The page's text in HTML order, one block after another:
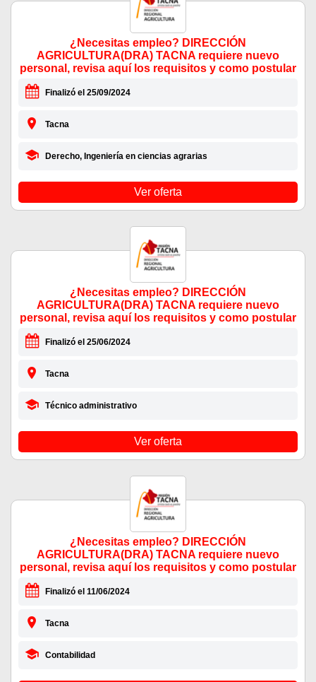
¿Necesitas empleo? DIRECCIÓN
AGRICULTURA(DRA) TACNA requiere nuevo
personal, revisa aquí los requisitos y como postular
Finalizó el 25/09/2024
Tacna
Derecho, Ingeniería en ciencias agrarias
Ver oferta
¿Necesitas empleo? DIRECCIÓN
AGRICULTURA(DRA) TACNA requiere nuevo
personal, revisa aquí los requisitos y como postular
Finalizó el 25/06/2024
Tacna
Técnico administrativo
Ver oferta
¿Necesitas empleo? DIRECCIÓN
AGRICULTURA(DRA) TACNA requiere nuevo
personal, revisa aquí los requisitos y como postular
Finalizó el 11/06/2024
Tacna
Contabilidad